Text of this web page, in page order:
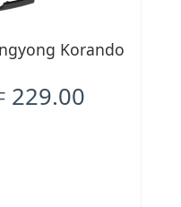
Korando
229.00